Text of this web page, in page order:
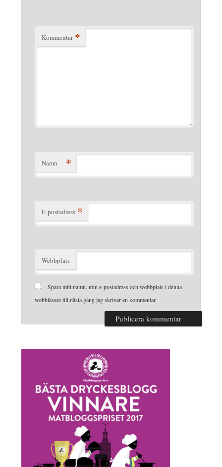
Kommentar *
Namn *
E-postadress *
Webbplats
Spara mitt namn, min e-postadress och webbplats i denna
webbläsare till nästa gång jag skriver en kommentar.